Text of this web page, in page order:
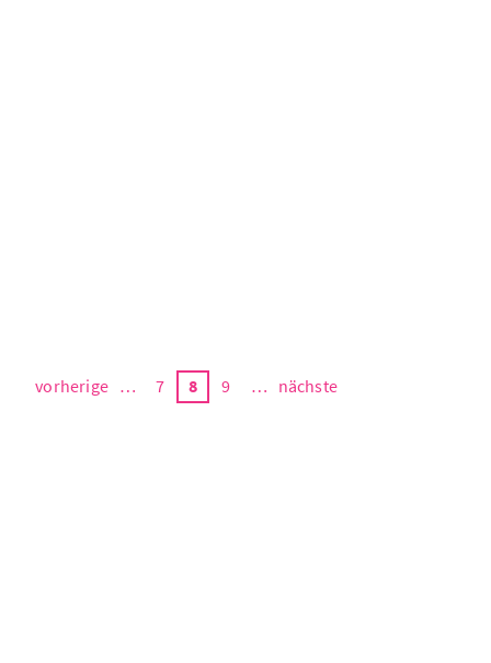
vorherige … 7 8 9 … nächste